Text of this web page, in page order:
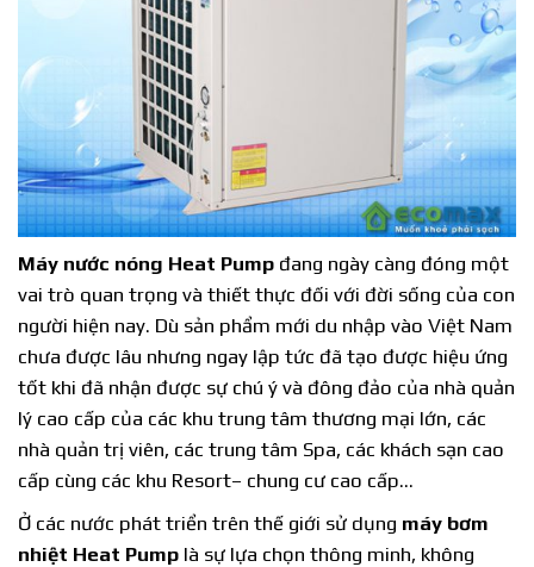
Máy nước nóng Heat Pump đang ngày càng đóng một
vai trò quan trọng và thiết thực đối với đời sống của con
người hiện nay. Dù sản phẩm mới du nhập vào Việt Nam
chưa được lâu nhưng ngay lập tức đã tạo được hiệu ứng
tốt khi đã nhận được sự chú ý và đông đảo của nhà quản
lý cao cấp của các khu trung tâm thương mại lớn, các
nhà quản trị viên, các trung tâm Spa, các khách sạn cao
cấp cùng các khu Resort– chung cư cao cấp…
Ở các nước phát triển trên thế giới sử dụng máy bơm
nhiệt Heat Pump là sự lựa chọn thông minh, không